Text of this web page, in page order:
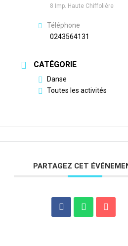
8 Imp. Haute Chiffolière
Téléphone
0243564131
CATÉGORIE
Danse
Toutes les activités
PARTAGEZ CET